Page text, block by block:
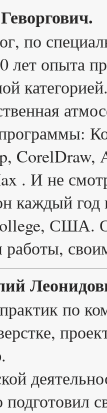
по
лет опыта
CorelDraw,
. И не
каждый
США.
работы,
по